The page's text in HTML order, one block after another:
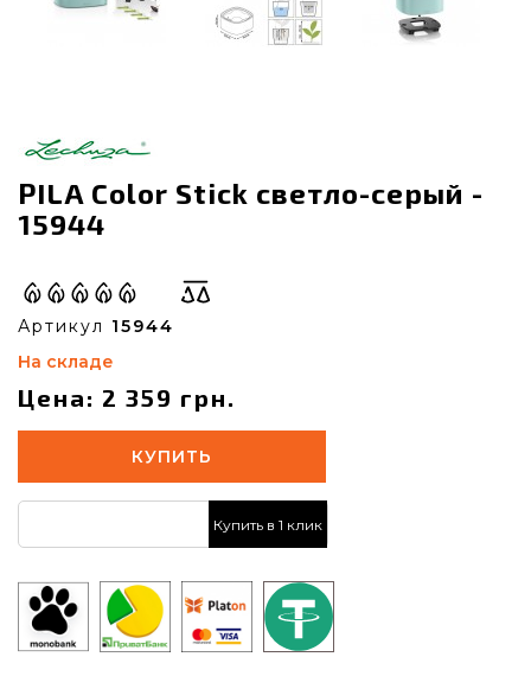
PILA Color Stick светло-серый -
15944
Артикул 15944
На складе
Цена: 2 359 грн.
КУПИТЬ
Купить в 1 клик